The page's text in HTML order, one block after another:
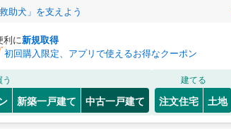
助犬」を支えよう
利に新規取得
初回購入限定、アプリで使えるお得なクーポン
う
新築一戸建て 中古一戸建て
建てる
注文住宅 土地